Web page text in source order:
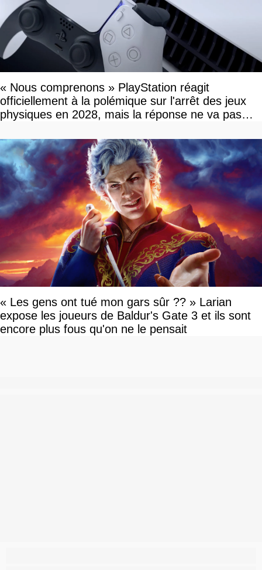
« Nous comprenons » PlayStation réagit
officiellement à la polémique sur l'arrêt des jeux
physiques en 2028, mais la réponse ne va pas
« Les gens ont tué mon gars sûr ?? » Larian
expose les joueurs de Baldur's Gate 3 et ils sont
encore plus fous qu'on ne le pensait